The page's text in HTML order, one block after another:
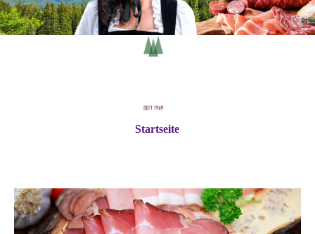
Startseite